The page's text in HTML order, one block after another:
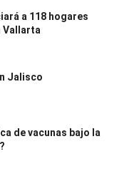
a 118 hogares
Vallarta
Jalisco
de vacunas bajo la